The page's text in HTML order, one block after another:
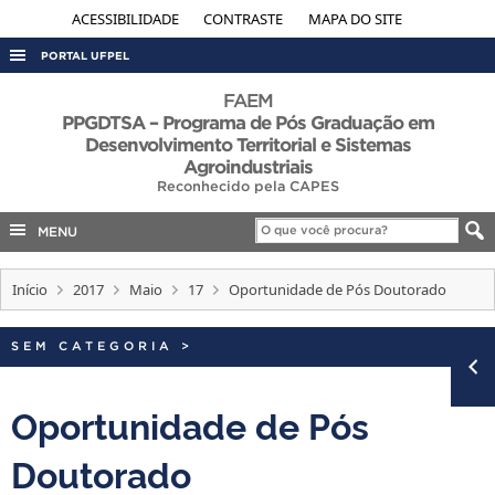
ACESSIBILIDADE CONTRASTE MAPA DO SITE
PORTAL UFPEL
AUDITORIA
FAEM
PPGDTSA – Programa de Pós Graduação em
Desenvolvimento Territorial e Sistemas
Agroindustriais
Reconhecido pela CAPES
MENU
Início 2017 Maio 17 Oportunidade de Pós Doutorado
SEM CATEGORIA >
Oportunidade de Pós
Doutorado